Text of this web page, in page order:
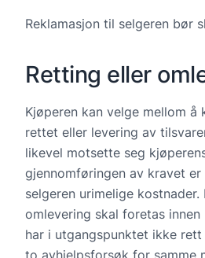
Reklamasjon til selgeren bør
Retting eller
Kjøperen kan velge mellom å
rettet eller levering av
likevel motsette seg
gjennomføringen av kravet
selgeren urimelige kostnader.
omlevering skal foretas
har i utgangspunktet ikke